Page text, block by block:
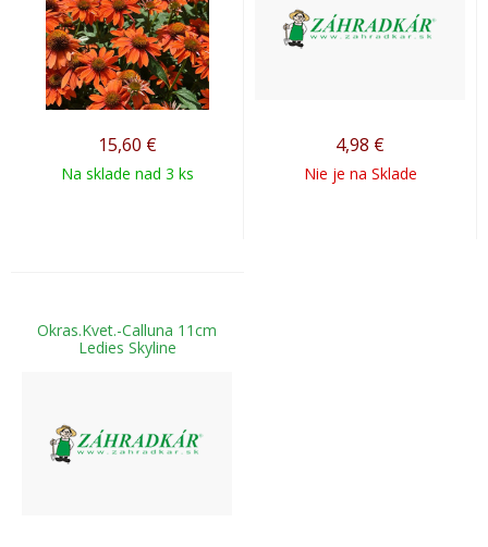
15,60 €
Na sklade nad 3 ks
4,98 €
Nie je na Sklade
Okras.Kvet.-Calluna 11cm
Ledies Skyline